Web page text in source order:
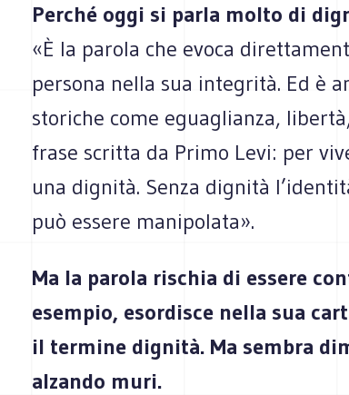
Perché oggi si parla molto di
«È la parola che evoca
persona nella sua integrità. Ed è
storiche come eguaglianza,
frase scritta da Primo Levi: per
una dignità. Senza dignità
può essere manipolata».
Ma la parola rischia di essere
esempio, esordisce nella sua
il termine dignità. Ma sembra
alzando muri.